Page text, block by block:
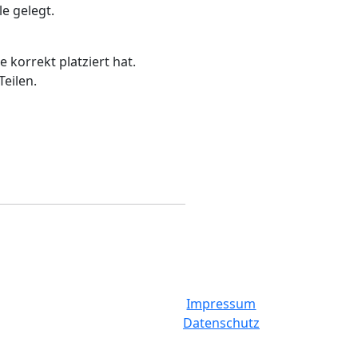
gelegt.
korrekt platziert hat.
Impressum
Datenschutz